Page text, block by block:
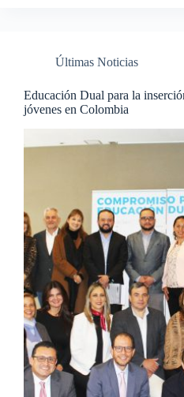
Últimas Noticias
Educación Dual para la
jóvenes en Colombia